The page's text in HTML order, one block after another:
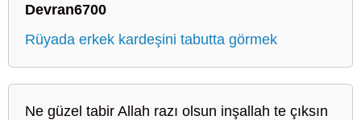
Devran6700
Rüyada erkek kardeşini tabutta görmek
Ne güzel tabir Allah razı olsun inşallah te çıksın